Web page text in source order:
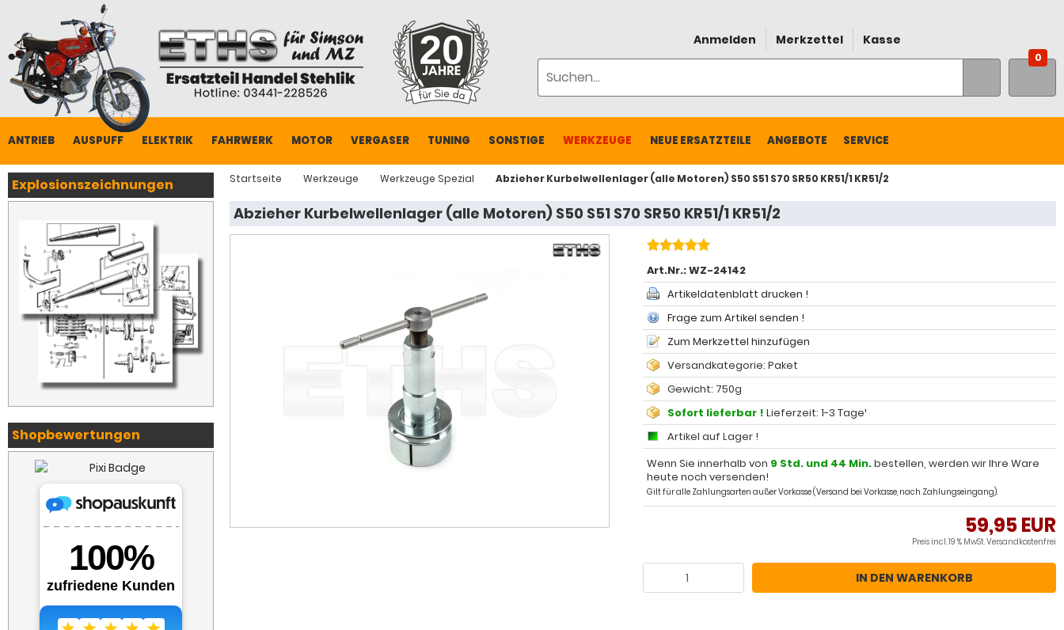
Anmelden Merkzettel Kasse
0
ANTRIEB AUSPUFF ELEKTRIK FAHRWERK MOTOR VERGASER TUNING SONSTIGE WERKZEUGE NEUE ERSATZTEILE ANGEBOTE SERVICE
Startseite Werkzeuge Werkzeuge Spezial Abzieher Kurbelwellenlager (alle Motoren) S50 S51 S70 SR50 KR51/1 KR51/2
Abzieher Kurbelwellenlager (alle Motoren) S50 S51 S70 SR50 KR51/1 KR51/2
Art.Nr.:WZ-24142
Artikeldatenblatt drucken !
Frage zum Artikel senden !
Zum Merkzettel hinzufügen
Versandkategorie: Paket
Gewicht: 750g
Sofort lieferbar ! Lieferzeit: 1-3 Tage¹
Artikel auf Lager !
Wenn Sie innerhalb von 9 Std. und 44 Min.bestellen, werden wir Ihre Ware
heute noch versenden!
Gilt für alle Zahlungsarten außer Vorkasse (Versand bei Vorkasse, nach Zahlungseingang).
59,95 EUR
Preis incl. 19 % MwSt.Versandkostenfrei
IN DEN WARENKORB
Explosionszeichnungen
Shopbewertungen